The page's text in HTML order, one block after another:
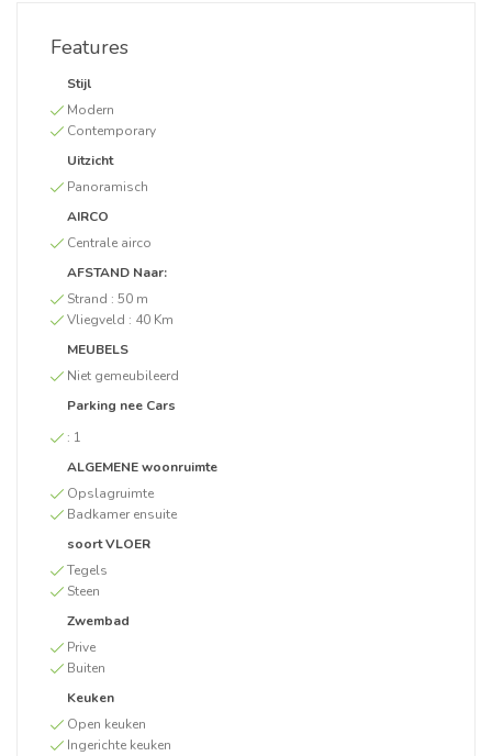
Features
Stijl
Modern
Contemporary
Uitzicht
Panoramisch
AIRCO
Centrale airco
AFSTAND Naar:
Strand : 50 m
Vliegveld : 40 Km
MEUBELS
Niet gemeubileerd
Parking nee Cars
: 1
ALGEMENE woonruimte
Opslagruimte
Badkamer ensuite
soort VLOER
Tegels
Steen
Zwembad
Prive
Buiten
Keuken
Open keuken
Ingerichte keuken